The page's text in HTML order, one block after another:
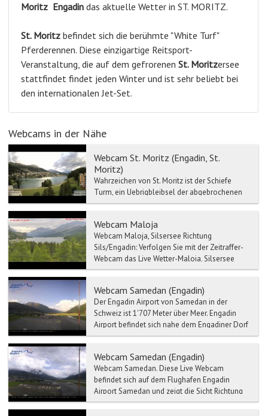
Moritz Engadin das aktuelle Wetter in ST. MORITZ.
St. Moritz befindet sich die berühmte "White Turf"
Pferderennen. Diese einzigartige Reitsport-
Veranstaltung, die auf dem gefrorenen St. Moritzersee
stattfindet findet jeden Winter und ist sehr beliebt bei
den internationalen Jet-Set.
Webcams in der Nähe
Webcam St. Moritz (Engadin, St.
Moritz)
Wahrzeichen von St. Moritz ist der Schiefe
Turm, ein Uebrigbleibsel der abgebrochenen
Mauritiuskirche aus der Zeit um 1500. Im
Webcam Maloja
Webcam Maloja, Silsersee Richtung
Sils/Engadin: Verfolgen Sie mit der Zeitraffer-
Webcam das Live Wetter-Maloja, Silsersee
Richtung Si...
Webcam Samedan (Engadin)
Der Engadin Airport von Samedan in der
Schweiz ist 1'707 Meter über Meer. Engadin
Airport befindet sich nahe dem Engadiner Dorf
Samedan, rund 5 Km...
Webcam Samedan (Engadin)
Webcam Samedan. Diese Live Webcam
befindet sich auf dem Flughafen Engadin
Airport Samedan und zeigt die Sicht Richtung
Osten. Der Eng...